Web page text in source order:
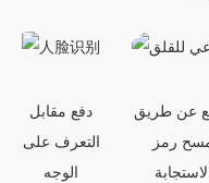
دفع مقابل
التعرف على
الوجه
عن طريق
رمز